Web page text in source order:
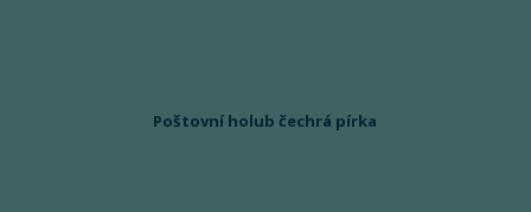
Poštovní holub čechrá pírka